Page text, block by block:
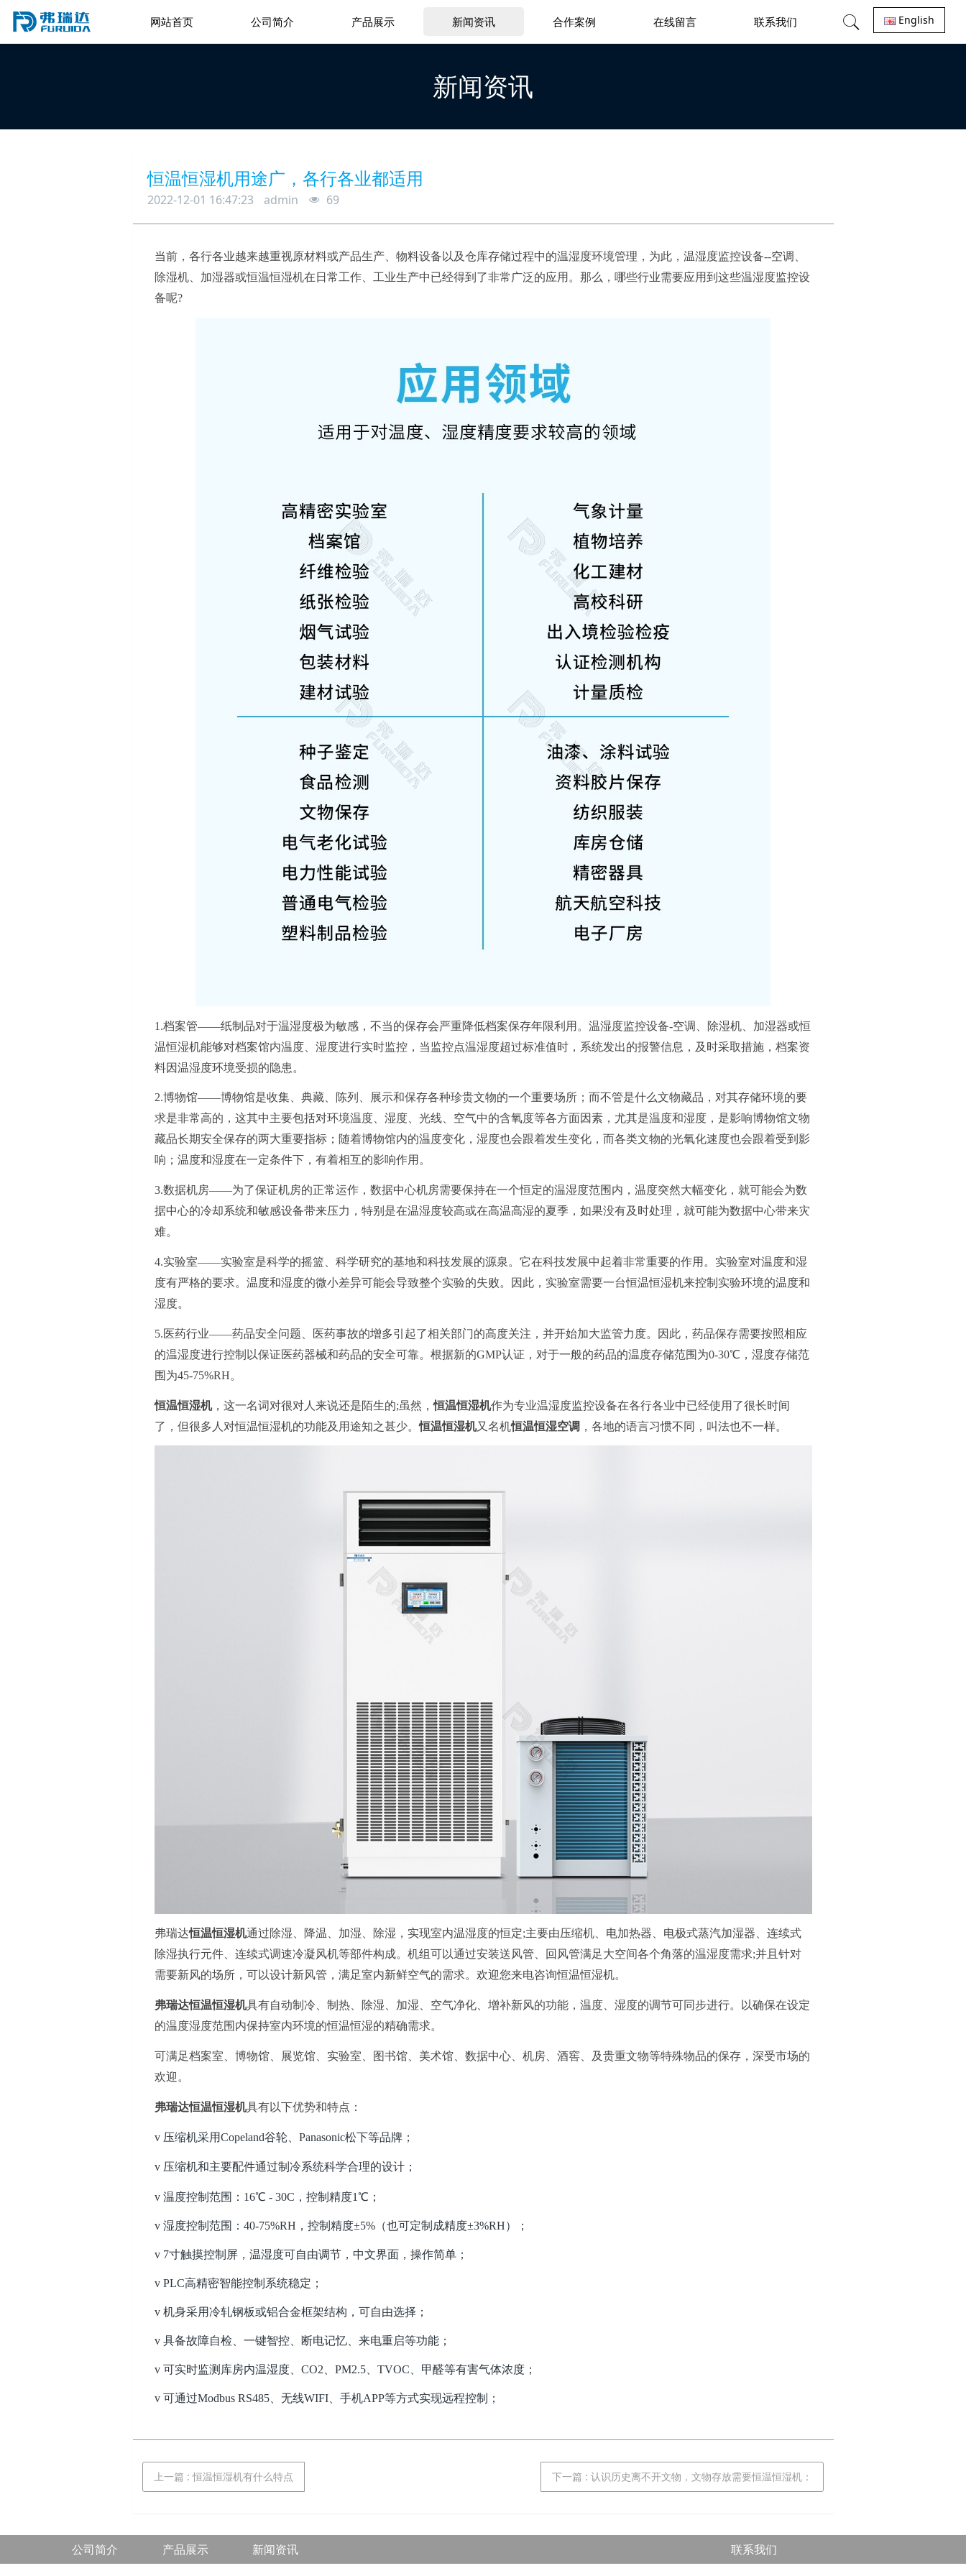
English
网站首页 公司简介 产品展示 新闻资讯 合作案例 在线留言 联系我们
新闻资讯
恒温恒湿机用途广，各行各业都适用
2022-12-01 16:47:23 admin 69
当前，各行各业越来越重视原材料或产品生产、物料设备以及仓库存储过程中的温湿度环境管理，为此，温湿度监控设备--空调、
除湿机、加湿器或恒温恒湿机在日常工作、工业生产中已经得到了非常广泛的应用。那么，哪些行业需要应用到这些温湿度监控设
备呢?
1.档案管——纸制品对于温湿度极为敏感，不当的保存会严重降低档案保存年限利用。温湿度监控设备-空调、除湿机、加湿器或恒
温恒湿机能够对档案馆内温度、湿度进行实时监控，当监控点温湿度超过标准值时，系统发出的报警信息，及时采取措施，档案资
料因温湿度环境受损的隐患。
2.博物馆——博物馆是收集、典藏、陈列、展示和保存各种珍贵文物的一个重要场所；而不管是什么文物藏品，对其存储环境的要
求是非常高的，这其中主要包括对环境温度、湿度、光线、空气中的含氧度等各方面因素，尤其是温度和湿度，是影响博物馆文物
藏品长期安全保存的两大重要指标；随着博物馆内的温度变化，湿度也会跟着发生变化，而各类文物的光氧化速度也会跟着受到影
响；温度和湿度在一定条件下，有着相互的影响作用。
3.数据机房——为了保证机房的正常运作，数据中心机房需要保持在一个恒定的温湿度范围内，温度突然大幅变化，就可能会为数
据中心的冷却系统和敏感设备带来压力，特别是在温湿度较高或在高温高湿的夏季，如果没有及时处理，就可能为数据中心带来灾
难。
4.实验室——实验室是科学的摇篮、科学研究的基地和科技发展的源泉。它在科技发展中起着非常重要的作用。实验室对温度和湿
度有严格的要求。温度和湿度的微小差异可能会导致整个实验的失败。因此，实验室需要一台恒温恒湿机来控制实验环境的温度和
湿度。
5.医药行业——药品安全问题、医药事故的增多引起了相关部门的高度关注，并开始加大监管力度。因此，药品保存需要按照相应
的温湿度进行控制以保证医药器械和药品的安全可靠。根据新的GMP认证，对于一般的药品的温度存储范围为0-30℃，湿度存储范
围为45-75%RH。
恒温恒湿机，这一名词对很对人来说还是陌生的;虽然，恒温恒湿机作为专业温湿度监控设备在各行各业中已经使用了很长时间
了，但很多人对恒温恒湿机的功能及用途知之甚少。恒温恒湿机又名机恒温恒湿空调 ，各地的语言习惯不同，叫法也不一样。
弗瑞达恒温恒湿机通过除湿、降温、加湿、除湿，实现室内温湿度的恒定;主要由压缩机、电加热器、电极式蒸汽加湿器、连续式
除湿执行元件、连续式调速冷凝风机等部件构成。机组可以通过安装送风管、回风管满足大空间各个角落的温湿度需求;并且针对
需要新风的场所，可以设计新风管，满足室内新鲜空气的需求。欢迎您来电咨询恒温恒湿机。
弗瑞达恒温恒湿机具有自动制冷、制热、除湿、加湿、 空气净化、增补新风的功能，温度、湿度的调节可同步进行。以确保在设定
的温度湿度范围内保持室内环境的恒温恒湿的精确需求。
可满足档案室、博物馆、展览馆、 实验室、 图书馆、美术馆、 数据中心、机房、酒窖、及贵重文物等特殊物品的保存， 深受市场的
欢迎。
弗瑞达恒温恒湿机具有以下优势和特点：
v 压缩机采用Copeland谷轮、Panasonic松下等品牌；
v 压缩机和主要配件通过制冷系统科学合理的设计；
v 温度控制范围： 16℃ - 30C，控制精度1℃；
v 湿度控制范围： 40-75%RH，控制精度±5%（也可定制成精度±3%RH）；
v 7寸触摸控制屏，温湿度可自由调节，中文界面，操作简单；
v PLC高精密智能控制系统稳定；
v 机身采用冷轧钢板或铝合金框架结构，可自由选择；
v 具备故障自检、一键智控、断电记忆、来电重启等功能；
v 可实时监测库房内温湿度、 CO2、PM2.5、TVOC、甲醛等有害气体浓度；
v 可通过Modbus RS485、无线WIFI、手机APP等方式实现远程控制；
上一篇 : 恒温恒湿机有什么特点 下一篇 : 认识历史离不开文物，文物存放需要恒温恒湿机：
公司简介 产品展示 新闻资讯 联系我们